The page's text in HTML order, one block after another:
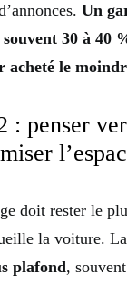
Un
souvent 30 à 40
acheté le
: penser
doit rester le
la voiture.
plafond,